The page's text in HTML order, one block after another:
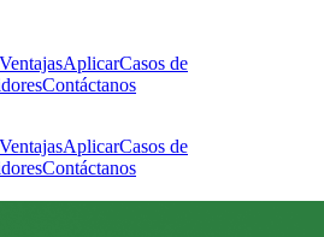
VentajasAplicarCasos de
Contáctanos
VentajasAplicarCasos de
Contáctanos